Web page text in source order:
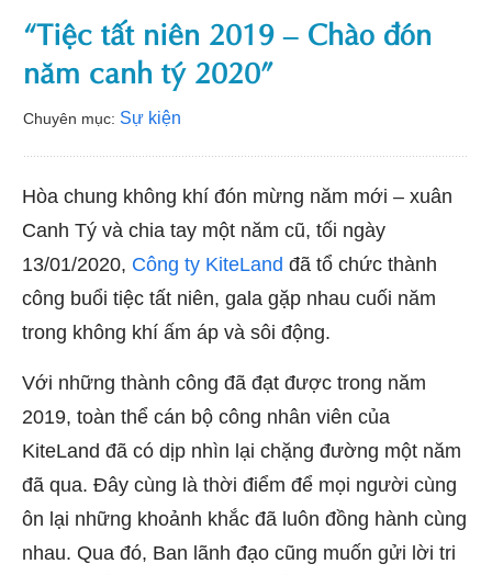
“Tiệc tất niên 2019 – Chào đón
năm canh tý 2020”
Chuyên mục: Sự kiện
Hòa chung không khí đón mừng năm mới – xuân
Canh Tý và chia tay một năm cũ, tối ngày
13/01/2020, Công ty KiteLand đã tổ chức thành
công buổi tiệc tất niên, gala gặp nhau cuối năm
trong không khí ấm áp và sôi động.
Với những thành công đã đạt được trong năm
2019, toàn thể cán bộ công nhân viên của
KiteLand đã có dịp nhìn lại chặng đường một năm
đã qua. Đây cùng là thời điểm để mọi người cùng
ôn lại những khoảnh khắc đã luôn đồng hành cùng
nhau. Qua đó, Ban lãnh đạo cũng muốn gửi lời tri